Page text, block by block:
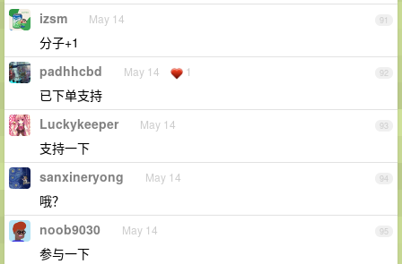
91
izsm May 14
分子+1
92
padhhcbd May 14 1
已下单支持
93
Luckykeeper May 14
支持一下
94
sanxineryong May 14
哦？
95
noob9030 May 14
参与一下